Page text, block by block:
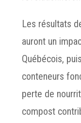
Les résultats
auront un
Québécois,
conteneurs
perte de
compost